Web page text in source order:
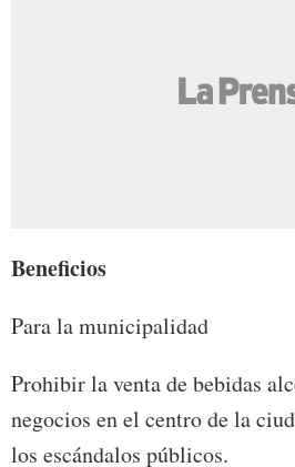
Beneficios
Para la municipalidad
Prohibir la venta de bebidas
negocios en el centro de la
los escándalos públicos.